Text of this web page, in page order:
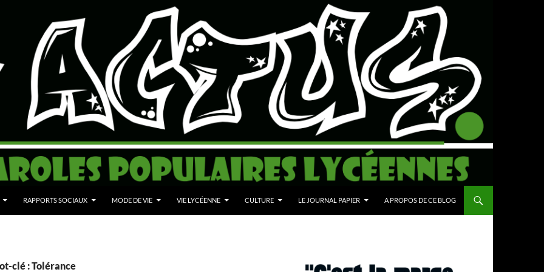
RAPPORTS SOCIAUX MODE DE VIE VIE LYCÉENNE CULTURE LE JOURNAL PAPIER A PROPOS DE CE BLOG
clé : Tolérance